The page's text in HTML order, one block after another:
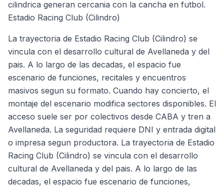
cilindrica generan cercania con la cancha en futbol.
Estadio Racing Club (Cilindro)
La trayectoria de Estadio Racing Club (Cilindro) se
vincula con el desarrollo cultural de Avellaneda y del
pais. A lo largo de las decadas, el espacio fue
escenario de funciones, recitales y encuentros
masivos segun su formato. Cuando hay concierto, el
montaje del escenario modifica sectores disponibles. El
acceso suele ser por colectivos desde CABA y tren a
Avellaneda. La seguridad requiere DNI y entrada digital
o impresa segun productora. La trayectoria de Estadio
Racing Club (Cilindro) se vincula con el desarrollo
cultural de Avellaneda y del pais. A lo largo de las
decadas, el espacio fue escenario de funciones,